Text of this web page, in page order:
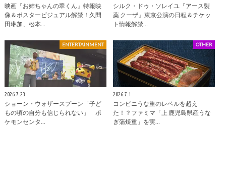
映画『お姉ちゃんの翠くん』特報映
像＆ポスタービジュアル解禁！久間
田琳加、松本…
シルク・ドゥ・ソレイユ『アース製
薬 クーザ』東京公演の日程＆チケッ
ト情報解禁…
ENTERTAINMENT
2026.7.23
ショーン・ウォザースプーン「子ど
もの頃の自分も信じられない」 ポ
ケモンセンタ…
OTHER
2026.7.1
コンビニうな重のレベルを超え
た！？ファミマ「上 鹿児島県産うな
ぎ蒲焼重」を実…